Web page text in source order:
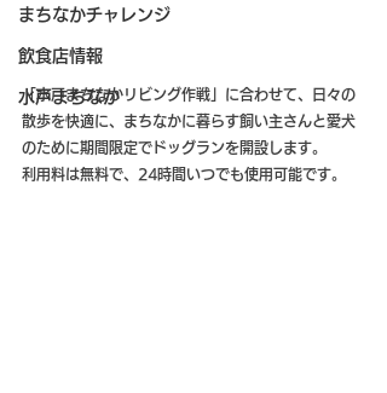
まちなかチャレンジ
飲食店情報
水戸まちなか
「水戸まちなかリビング作戦」に合わせて、日々の
散歩を快適に、まちなかに暮らす飼い主さんと愛犬
のために期間限定でドッグランを開設します。
利用料は無料で、24時間いつでも使用可能です。